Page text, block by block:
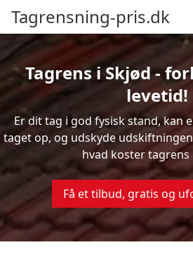
Tagrensning-pris.dk
Tagrens i Skjød -
levetid!
Er dit tag i god fysisk stand, kan
taget op, og udskyde
hvad koster tagrens
Få et tilbud, gratis og